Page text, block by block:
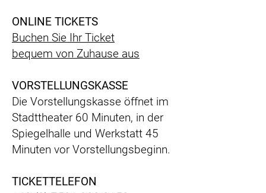
ONLINE TICKETS
Buchen Sie Ihr Ticket
bequem von Zuhause aus
VORSTELLUNGSKASSE
Die Vorstellungskasse öffnet im
Stadttheater 60 Minuten, in der
Spiegelhalle und Werkstatt 45
Minuten vor Vorstellungsbeginn.
TICKETTELEFON